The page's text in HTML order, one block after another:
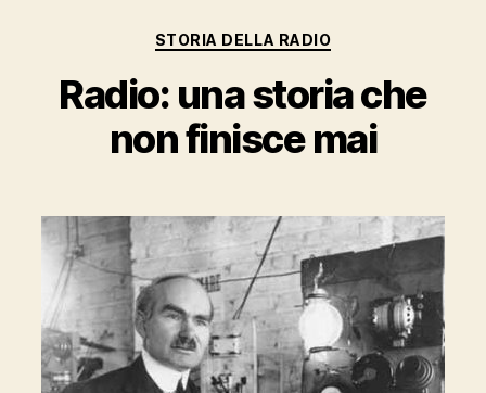
Categorie
STORIA DELLA RADIO
Radio: una storia che
non finisce mai